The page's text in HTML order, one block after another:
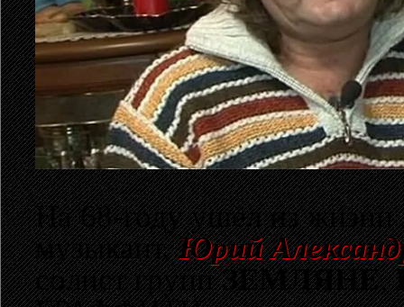
На 68-году ушёл из жизни
музыкант,Юрий
солист группЗЕМЛЯНЕ,